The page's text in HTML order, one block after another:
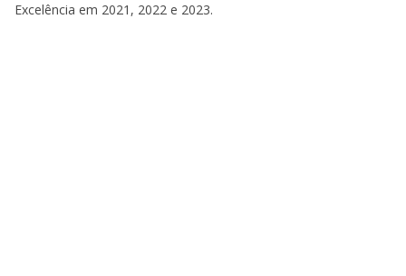
Excelência em 2021, 2022 e 2023.